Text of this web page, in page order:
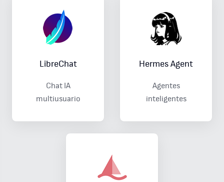
LibreChat
Chat IA
multiusuario
Hermes Agent
Agentes
inteligentes